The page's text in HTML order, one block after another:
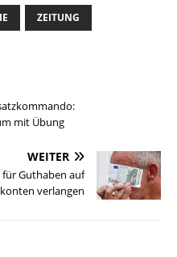
ZEITUNG
mit Übung
WEITER
Guthaben auf
verlangen